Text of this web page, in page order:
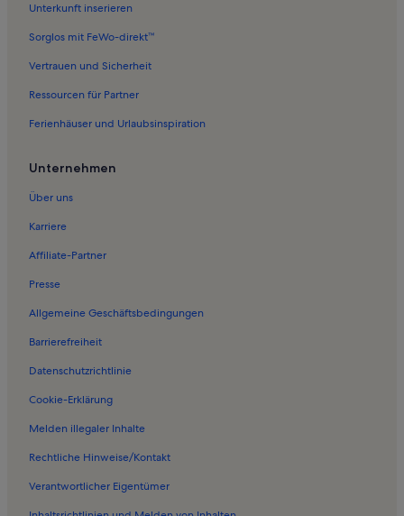
Ferienwohnungen in Burnt Pine
Ferienwohnungen in Ball Bay
Ferienunterkünfte am See nahe Captain Cook Lookout
Unterkunft inserieren
Sorglos mit FeWo-direkt™
Vertrauen und Sicherheit
Ressourcen für Partner
Ferienhäuser und Urlaubsinspiration
Unternehmen
Über uns
Karriere
Affiliate-Partner
Presse
Allgemeine Geschäftsbedingungen
Barrierefreiheit
Datenschutzrichtlinie
Cookie-Erklärung
Melden illegaler Inhalte
Rechtliche Hinweise/Kontakt
Verantwortlicher Eigentümer